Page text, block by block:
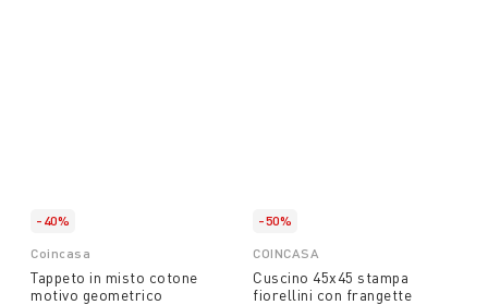
-40%
Coincasa
Tappeto in misto cotone
motivo geometrico
-50%
COINCASA
Cuscino 45x45 stampa
fiorellini con frangette